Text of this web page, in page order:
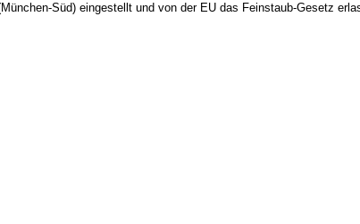
Süd) eingestellt und von der EU das Feinstaub-Gesetz